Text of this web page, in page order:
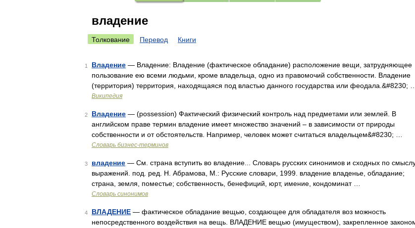
владение
Толкование Перевод Книги
1 Владение — Владение: Владение (фактическое обладание) расположение вещи, затрудняющее
пользование ею всеми людьми, кроме владельца, одно из правомочий собственности. Владение
(территория) территория, находящаяся под властью данного государства или феодала.&#8230; …
Википедия
2 Владение — (possession) Фактический физический контроль над предметами или землей. В
английском праве термин владение имеет множество значений – в зависимости от природы
собственности и от обстоятельств. Например, человек может считаться владельцем&#8230; …
Словарь бизнес-терминов
3 владение — См. страна вступить во владение... Словарь русских синонимов и сходных по
выражений. под. ред. Н. Абрамова, М.: Русские словари, 1999. владение владенье, обладание;
страна, земля, поместье; собственность, бенефиций, юрт, имение, кондоминат …
Словарь синонимов
4 ВЛАДЕНИЕ — фактическое обладание вещью, создающее для обладателя воз можность
непосредственного воздействия на вещь. ВЛАДЕНИЕ вещью (имуществом), закрепленное